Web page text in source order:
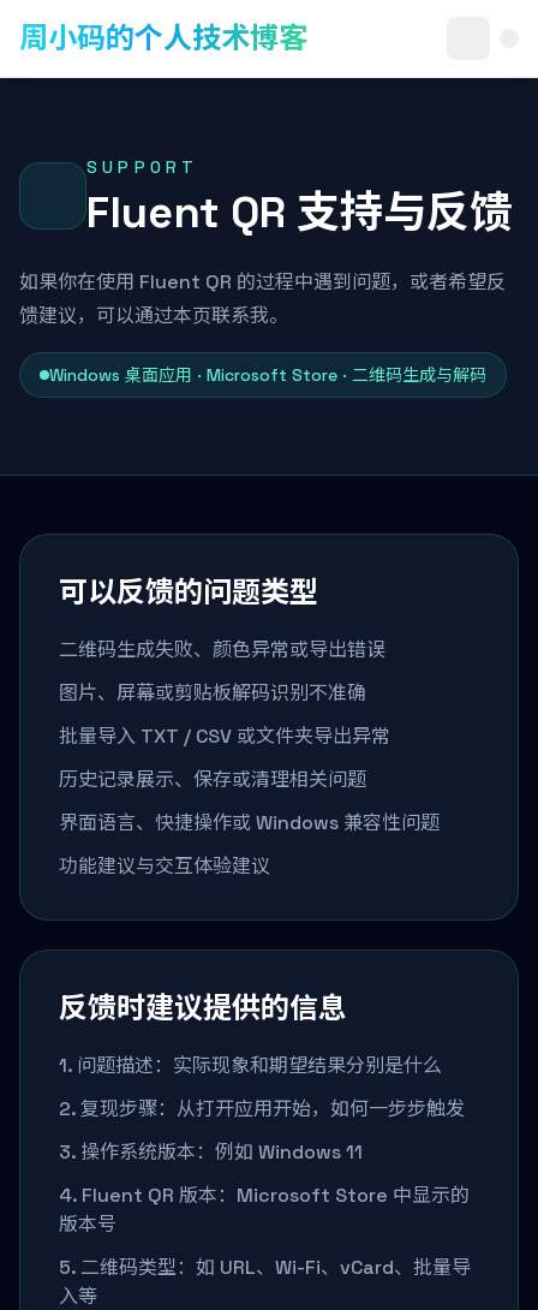
周小码的个人技术博客
SUPPORT
Fluent QR 支持与反馈
如果你在使用 Fluent QR 的过程中遇到问题，或者希望反
馈建议，可以通过本页联系我。
Windows 桌面应用 · Microsoft Store · 二维码生成与解码
可以反馈的问题类型
二维码生成失败、颜色异常或导出错误
图片、屏幕或剪贴板解码识别不准确
批量导入 TXT / CSV 或文件夹导出异常
历史记录展示、保存或清理相关问题
界面语言、快捷操作或 Windows 兼容性问题
功能建议与交互体验建议
反馈时建议提供的信息
1. 问题描述：实际现象和期望结果分别是什么
2. 复现步骤：从打开应用开始，如何一步步触发
3. 操作系统版本：例如 Windows 11
4. Fluent QR 版本：Microsoft Store 中显示的
版本号
5. 二维码类型：如 URL、Wi-Fi、vCard、批量导
入等